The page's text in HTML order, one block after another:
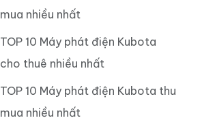
mua nhiều nhất
TOP 10 Máy phát điện Kubota
cho thuê nhiều nhất
TOP 10 Máy phát điện Kubota thu
mua nhiều nhất